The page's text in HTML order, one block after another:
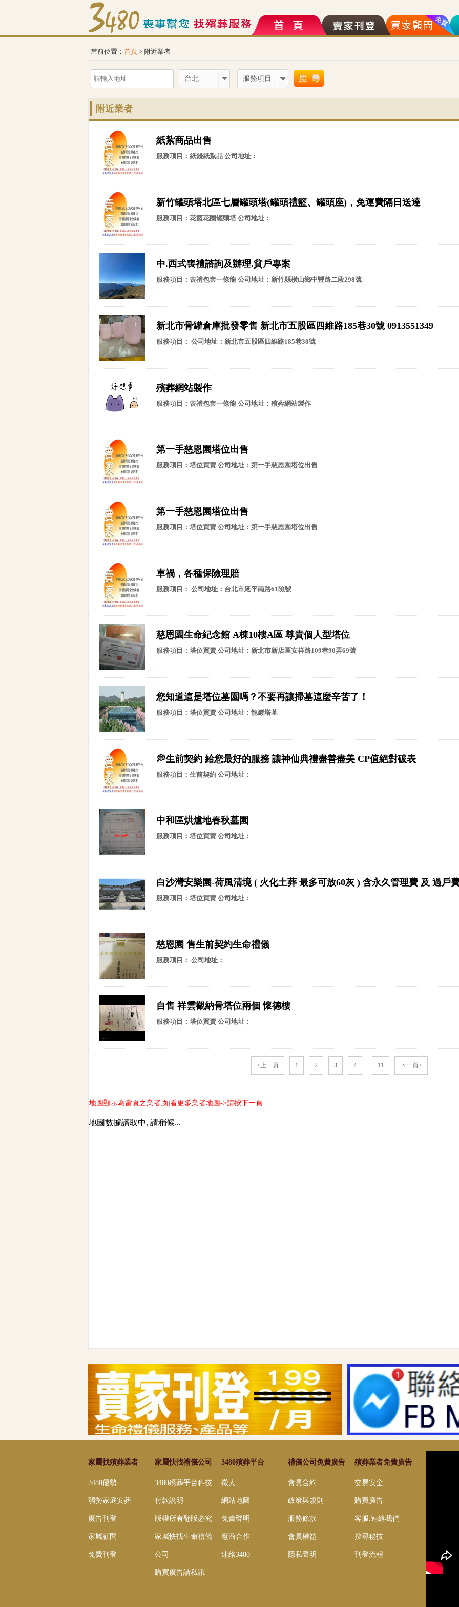
當前位置： 首頁 > 附近業者
台北 服務項目
附近業者
紙紮商品出售
服務項目：紙錢紙紮品 公司地址：
新竹罐頭塔北區七層罐頭塔(罐頭禮籃、罐頭座)，免運費隔日送達
服務項目：花籃花圈罐頭塔 公司地址：
中.西式喪禮諮詢及辦理.貧戶專案
服務項目：喪禮包套一條龍 公司地址：新竹縣橫山鄉中豐路二段298號
新北市骨罐倉庫批發零售 新北市五股區四維路185巷30號 0913551349
服務項目： 公司地址：新北市五股區四維路185巷30號
殯葬網站製作
服務項目：喪禮包套一條龍 公司地址：殯葬網站製作
第一手慈恩園塔位出售
服務項目：塔位買賣 公司地址：第一手慈恩園塔位出售
第一手慈恩園塔位出售
服務項目：塔位買賣 公司地址：第一手慈恩園塔位出售
車禍，各種保險理賠
服務項目： 公司地址：台北市延平南路61險號
慈恩園生命紀念館 A棟10樓A區 尊貴個人型塔位
服務項目：塔位買賣 公司地址：新北市新店區安祥路109巷90弄69號
您知道這是塔位墓園嗎？不要再讓掃墓這麼辛苦了！
服務項目：塔位買賣 公司地址：龍巖塔墓
💭生前契約 給您最好的服務 讓神仙典禮盡善盡美 CP值絕對破表
服務項目：生前契約 公司地址：
中和區烘爐地春秋墓園
服務項目：塔位買賣 公司地址：
白沙灣安樂園-荷風清境 ( 火化土葬 最多可放60灰 ) 含永久管理費 及 過戶
服務項目：塔位買賣 公司地址：
慈恩園 售生前契約生命禮儀
服務項目： 公司地址：
自售 祥雲觀納骨塔位兩個 懷德樓
服務項目：塔位買賣 公司地址：
<上一頁 1 2 3 4 11 下一頁>
地圖顯示為當頁之業者,如看更多業者地圖->請按下一頁
地圖數據讀取中, 請稍候...
家屬找殯葬業者
3480優勢
弱勢家庭安葬
廣告刊登
家屬顧問
免費刊登
家屬快找禮儀公司
3480殯葬平台科技
付款說明
版權所有翻版必究
家屬快找生命禮儀
公司
購買廣告請私訊
3480殯葬平台
徵人
網站地圖
免責聲明
廠商合作
連絡3480
禮儀公司免費廣告
會員合約
政策與規則
服務條款
會員權益
隱私聲明
殯葬業者免費廣告
交易安全
購買廣告
客服.連絡我們
搜尋秘技
刊登流程